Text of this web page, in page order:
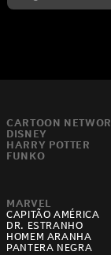
CARTOON
DISNEY
HARRY POTTER
FUNKO
MARVEL
CAPITÃO AMÉRICA
DR. ESTRANHO
HOMEM ARANHA
PANTERA NEGRA